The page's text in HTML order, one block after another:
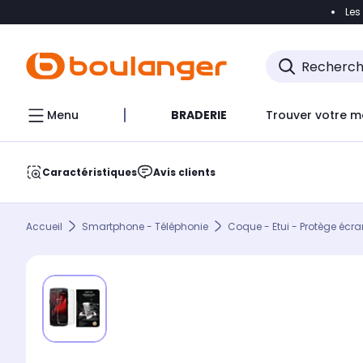
Accéder
Menu BRADERIE Trouver votre
Caractéristiques Avis clients
Accueil Smartphone - Téléphonie Coque - Etui - Protège